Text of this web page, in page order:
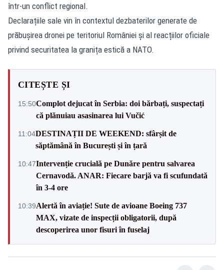
într-un conflict regional.
Declarațiile sale vin în contextul dezbaterilor generate de
prăbușirea dronei pe teritoriul României și al reacțiilor oficiale
privind securitatea la granița estică a NATO.
CITEȘTE ȘI
15:50Complot dejucat în Serbia: doi bărbați, suspectați
că plănuiau asasinarea lui Vučić
11:04DESTINAȚII DE WEEKEND: sfârșit de
săptămână în București și în țară
10:47Intervenție crucială pe Dunăre pentru salvarea
Cernavodă. ANAR: Fiecare barjă va fi scufundată
în 3-4 ore
10:39Alertă în aviație! Sute de avioane Boeing 737
MAX, vizate de inspecții obligatorii, după
descoperirea unor fisuri în fuselaj